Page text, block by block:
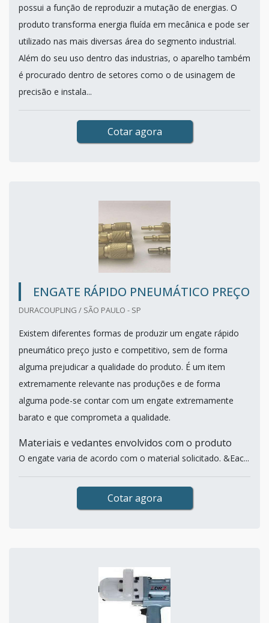
possui a função de reproduzir a mutação de energias. O
produto transforma energia fluída em mecânica e pode ser
utilizado nas mais diversas área do segmento industrial.
Além do seu uso dentro das industrias, o aparelho também
é procurado dentro de setores como o de usinagem de
precisão e instala...
Cotar agora
ENGATE RÁPIDO PNEUMÁTICO PREÇO
DURACOUPLING / SÃO PAULO - SP
Existem diferentes formas de produzir um engate rápido
pneumático preço justo e competitivo, sem de forma
alguma prejudicar a qualidade do produto. É um item
extremamente relevante nas produções e de forma
alguma pode-se contar com um engate extremamente
barato e que comprometa a qualidade.
Materiais e vedantes envolvidos com o produto
O engate varia de acordo com o material solicitado. &Eac...
Cotar agora